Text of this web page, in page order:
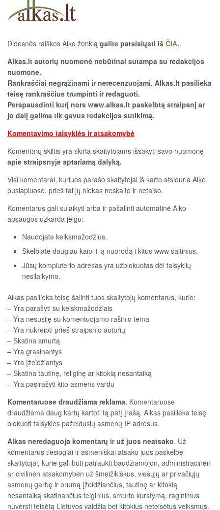
Didesnės raiškos Alko ženklą galite parsisiųsti iš ČIA.
Alkas.lt autorių nuomonė nebūtinai sutampa su redakcijos
nuomone.
Rankraščiai negrąžinami ir nerecenzuojami. Alkas.lt pasilieka
teisę rankraščius trumpinti ir redaguoti.
Perspausdinti kurį nors www.alkas.lt paskelbtą straipsnį ar
jo dalį galima tik gavus redakcijos sutikimą.
Komentavimo taisyklės ir atsakomybė
Komentarų skiltis yra skirta skaitytojams išsakyti savo nuomonę
apie straipsnyje aptariamą dalyką.
Visi komentarai, kuriuos parašo skaitytojai iš karto atsiduria Alko
puslapiuose, prieš tai jų niekas neskaito ir netaiso.
Komentarus gali sulaikyti arba ir pašalinti automatinė Alko
apsaugos užkarda jeigu:
Naudojate keiksmažodžius.
Skelbiate daugiau kaip 1-ą nuorodą i kitus www šaltinius.
Jūsų kompiuterio adresas yra užblokuotas dėl taisyklių
nesilaikymo.
Alkas pasilieka teisę šalinti tuos skaitytojų komentarus, kurie:
– Yra parašyti su keiskmažodžiais
– Yra nesusiję su komentuojamo rašinio tema
– Yra nukreipti prieš straipsnio autorių
– Skatina smurtą
– Yra grasinantys
– Yra įžeidžiantys
– Skatina tautinę, religinę ar kitokią nesantaiką
– Yra pasirašyti kito asmens vardu
Komentaruose draudžiama reklama. Komentaruose
draudžiama daug kartų kartoti tą patį įrašą. Alkas pasilieka teisę
blokuoti taisykles pažeidusių asmenų IP adresus.
Alkas neredaguoja komentarų ir už juos neatsako. Už
komentarus tiesiogiai ir asmeniškai atsako juos paskelbę
skaitytojai, kurie gali būti patraukti baudžiamojon, administracinėn
ar civilinėn atsakomybėn už šmeižikiškus, viešųjų ar privačiųjų
asmenų garbę ir orumą įžeidžiančius, tautinę ar kitokią
nesantaiką skatinančius teiginius, smurto kurstymą, raginimus
nuversti teisėtą Lietuvos valdžią bei kitokius neteisėtus veiksmus.